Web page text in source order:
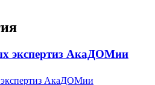
экспертиз АкаДОМии